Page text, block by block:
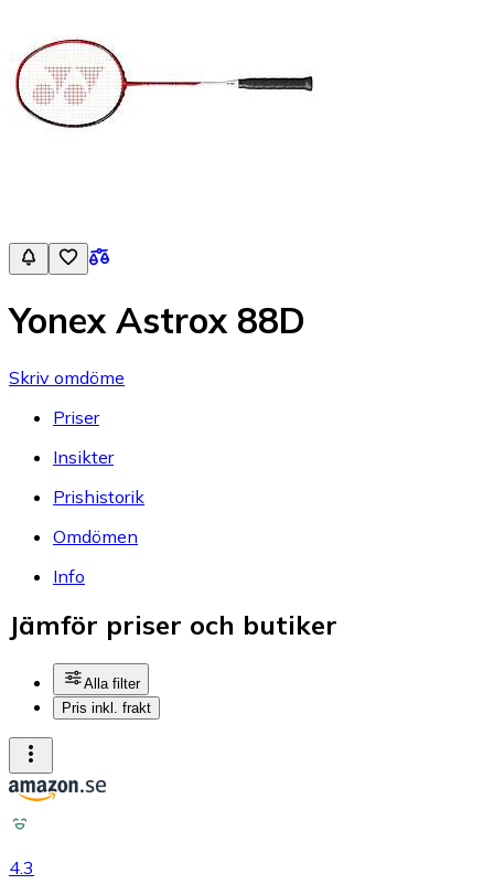
Yonex Astrox 88D
Skriv omdöme
Priser
Insikter
Prishistorik
Omdömen
Info
Jämför priser och butiker
Alla filter
Pris inkl. frakt
4.3